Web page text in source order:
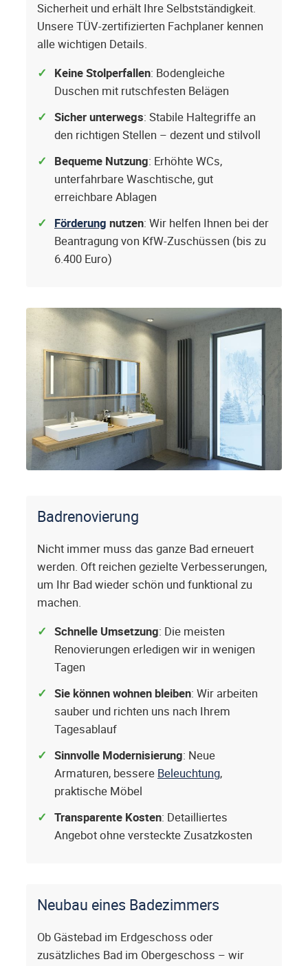
Sicherheit und erhält Ihre Selbstständigkeit.
Unsere TÜV-zertifizierten Fachplaner kennen
alle wichtigen Details.
Keine Stolperfallen: Bodengleiche
Duschen mit rutschfesten Belägen
Sicher unterwegs: Stabile Haltegriffe an
den richtigen Stellen – dezent und stilvoll
Bequeme Nutzung: Erhöhte WCs,
unterfahrbare Waschtische, gut
erreichbare Ablagen
Förderung nutzen: Wir helfen Ihnen bei der
Beantragung von KfW-Zuschüssen (bis zu
6.400 Euro)
Badrenovierung
Nicht immer muss das ganze Bad erneuert
werden. Oft reichen gezielte Verbesserungen,
um Ihr Bad wieder schön und funktional zu
machen.
Schnelle Umsetzung: Die meisten
Renovierungen erledigen wir in wenigen
Tagen
Sie können wohnen bleiben: Wir arbeiten
sauber und richten uns nach Ihrem
Tagesablauf
Sinnvolle Modernisierung: Neue
Armaturen, bessere Beleuchtung,
praktische Möbel
Transparente Kosten: Detailliertes
Angebot ohne versteckte Zusatzkosten
Neubau eines Badezimmers
Ob Gästebad im Erdgeschoss oder
zusätzliches Bad im Obergeschoss – wir